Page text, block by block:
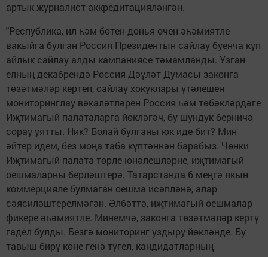
артык журналист аккредитацияләнгән.
"Республика, ил һәм бөтен дөнья өчен әһәмиятле
вакыйга булган Россия Президентын сайлау буенча күп
айлык сайлау алды кампаниясе тәмамланды. Узган
елның декабрендә Россия Дәүләт Думасы законга
төзәтмәләр кертеп, сайлау хокуклары үтәлешен
мониторинглау вәкаләтләрен Россия һәм төбәкләрдәге
Иҗтимагый палаталарга йөкләгәч, бу шундук берничә
сорау уятты. Ник? Болай булганы юк иде бит? Мин
әйтер идем, без моңа таба күптәннән барабыз. Чөнки
Иҗтимагый палата төрле юнәлешләрне, иҗтимагый
оешмаларны берләштерә. Татарстанда 6 меңгә якын
коммерцияле булмаган оешма исәпләнә, алар
сәясиләштерелмәгән. Әлбәттә, иҗтимагый оешмалар
фикере әһәмиятле. Минемчә, законга төзәтмәләр кертү
гадел булды. Безгә мониторинг уздыру йөкләнде. Бу
тавыш бирү көне генә түгел, кандидатларның